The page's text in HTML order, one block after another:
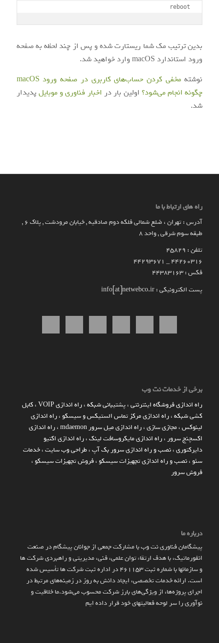
reboot
بدین ترتیب مک شما ریستارت شده و پس از چند لحظه به صفحه
ورود استاندارد macOS وارد خواهید شد.
نوشته
مخفی کردن حساب‌های کاربری در صفحه ورود macOS
چگونه انجام می‌شود؟ اولین بار در اخبار فناوری و موبایل پدیدار
شد.
راه های ارتباط با ما
آدرس : تهران ، ضلع شمالی فلکه دوم صادقیه , خیابان مرودشت , پلاک ۶ ,
طبقه سوم شرقی , واحد ۸
تلفن : 45829
۴۴۲۶۰۳۱۶ _ 44293671
فکس : 44383163
پست الکترونیکی : info[at]netwebco.ir
برخی از خدمات نت وب
راه اندازي فروشگاه اينترنتي،پشتیبانی شبکه،راه اندازی VOIP ،کابل
کشی شبکه،راه اندازی مرکز تماس الستیکس و سیسکو ،راه اندازی
لینوکس،مجازی سازی،راه اندازی میل سرور mdaemon ،راه اندازی
اکسچنج سرور ،راه اندازی مایکروسافت لینک،راه اندازی اکتیو
دایرکتوری،نصب و راه اندازی سرور بک آپ،طراحی وب سایت،خدمات
سئو ،نصب و راه اندازی تجهیزات سیسکو ،فروش تجهیزات سیسکو ،
فروش سرور
درباره ما
پیشگامان فناوری نت وب با مشارکت جمعی از جوانان پیشگام در صنعت
انفورماتیک، با هدف ارتقاء توان علمی، فنی، مدیریتی و راهبردی شرکت ها
و سازمان­ها با شماره ثبت 461153 در اداره ثبت شرکت ها تأسیس شده
است. ارائه خدمات تخصصی، ایجاد دانش به‌ روز در زمینه‌های مرتبط در
اجرای پروژه‌ها، از ویژگی‌های بارز شرکت محسوب می‌شود.ما خلاقیت و
نوآوری را سر لوحه فعالیتهای خود قرار داده ایم